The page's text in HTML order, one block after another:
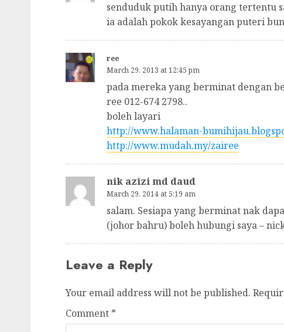
senduduk putih hanya orang tertentu
ia adalah pokok kesayangan puteri
ree
March 29, 2013 at 12:45 pm
pada mereka yang berminat dengan
ree 012-674 2798..
boleh layari
http://www.halaman-
http://www.mudah.my/zairee
nik azizi md daud
March 29, 2014 at 5:19 am
salam. Sesiapa yang berminat nak
(johor bahru) boleh hubungi saya –
Leave a Reply
Your email address will not be published.
Comment *